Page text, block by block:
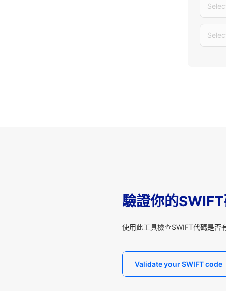
驗證你的
使用此工具檢查SWIFT代碼是否
Validate your SWIFT code